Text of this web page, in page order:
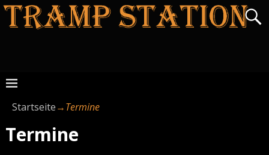
Startseite→Termine
Termine